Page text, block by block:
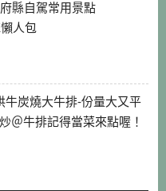
縣自駕常用景點
人包
牛炭燒大牛排-份量大又平
＠牛排記得當菜來點喔！